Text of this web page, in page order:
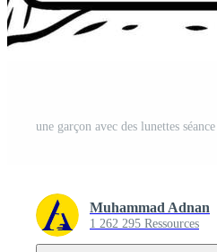
Muhammad Adnan
1 262 295 Ressources